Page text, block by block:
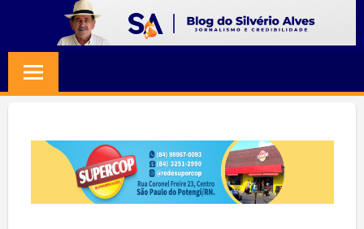
content
SILVERIO
ALVES
Jornalismo
Credibilidade